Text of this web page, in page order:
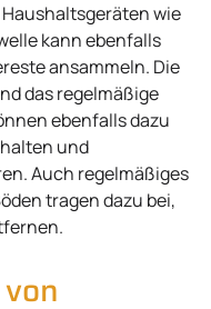
wie
kann ebenfalls
ansammeln. Die
das regelmäßige
ebenfalls dazu
und
Auch regelmäßiges
tragen dazu bei,